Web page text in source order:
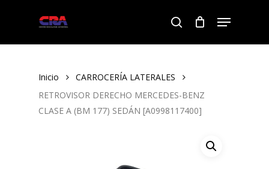
search
Menu
Inicio
CARROCERÍA LATERALES
RETROVISOR DERECHO MERCEDES-BENZ
CLASE A (BM 177) SEDÁN [A0998117400]